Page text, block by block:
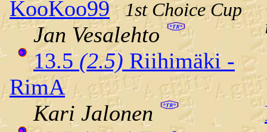
KooKoo99 1st Choice Cup
Jan Vesalehto
13.5(2.5) Riihimäki -
RimA
Kari Jalonen